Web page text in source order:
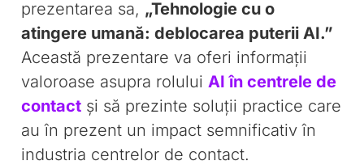
prezentarea sa, „Tehnologie cu o
atingere umană: deblocarea puterii AI.”
Această prezentare va oferi informații
valoroase asupra roluluiAI în centrele de
contact și să prezinte soluții practice care
au în prezent un impact semnificativ în
industria centrelor de contact.